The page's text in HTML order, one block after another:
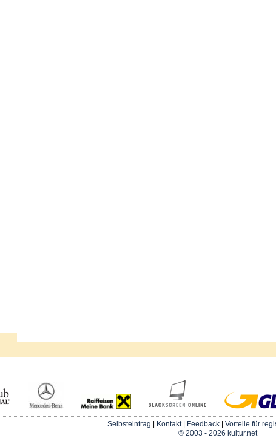
Selbsteintrag Kontakt| Feedback| Vorteile für
© 2003 - 2026 kultur.net